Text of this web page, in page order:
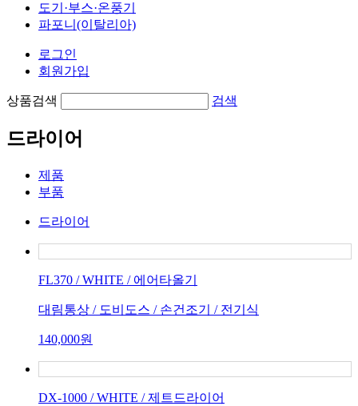
도기·부스·온풍기
파포니(이탈리아)
로그인
회원가입
상품검색 검색
드라이어
제품
부품
드라이어
FL370 / WHITE / 에어타올기
대림통상 / 도비도스 / 손건조기 / 전기식
140,000원
DX-1000 / WHITE / 제트드라이어